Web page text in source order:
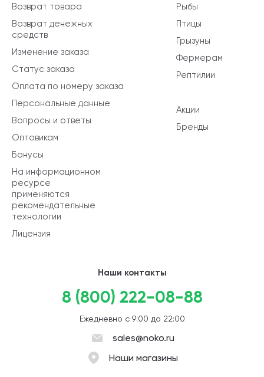
Рыбы
Птицы
Грызуны
Фермерам
Рептилии
Акции
Бренды
Возврат товара
Возврат денежных
средств
Изменение заказа
Статус заказа
Оплата по номеру заказа
Персональные данные
Вопросы и ответы
Оптовикам
Бонусы
На информационном
ресурсе
применяются
рекомендательные
технологии
Лицензия
Наши контакты
8 (800) 222-08-88
Ежедневно с 9:00 до 22:00
sales@noko.ru
Наши магазины